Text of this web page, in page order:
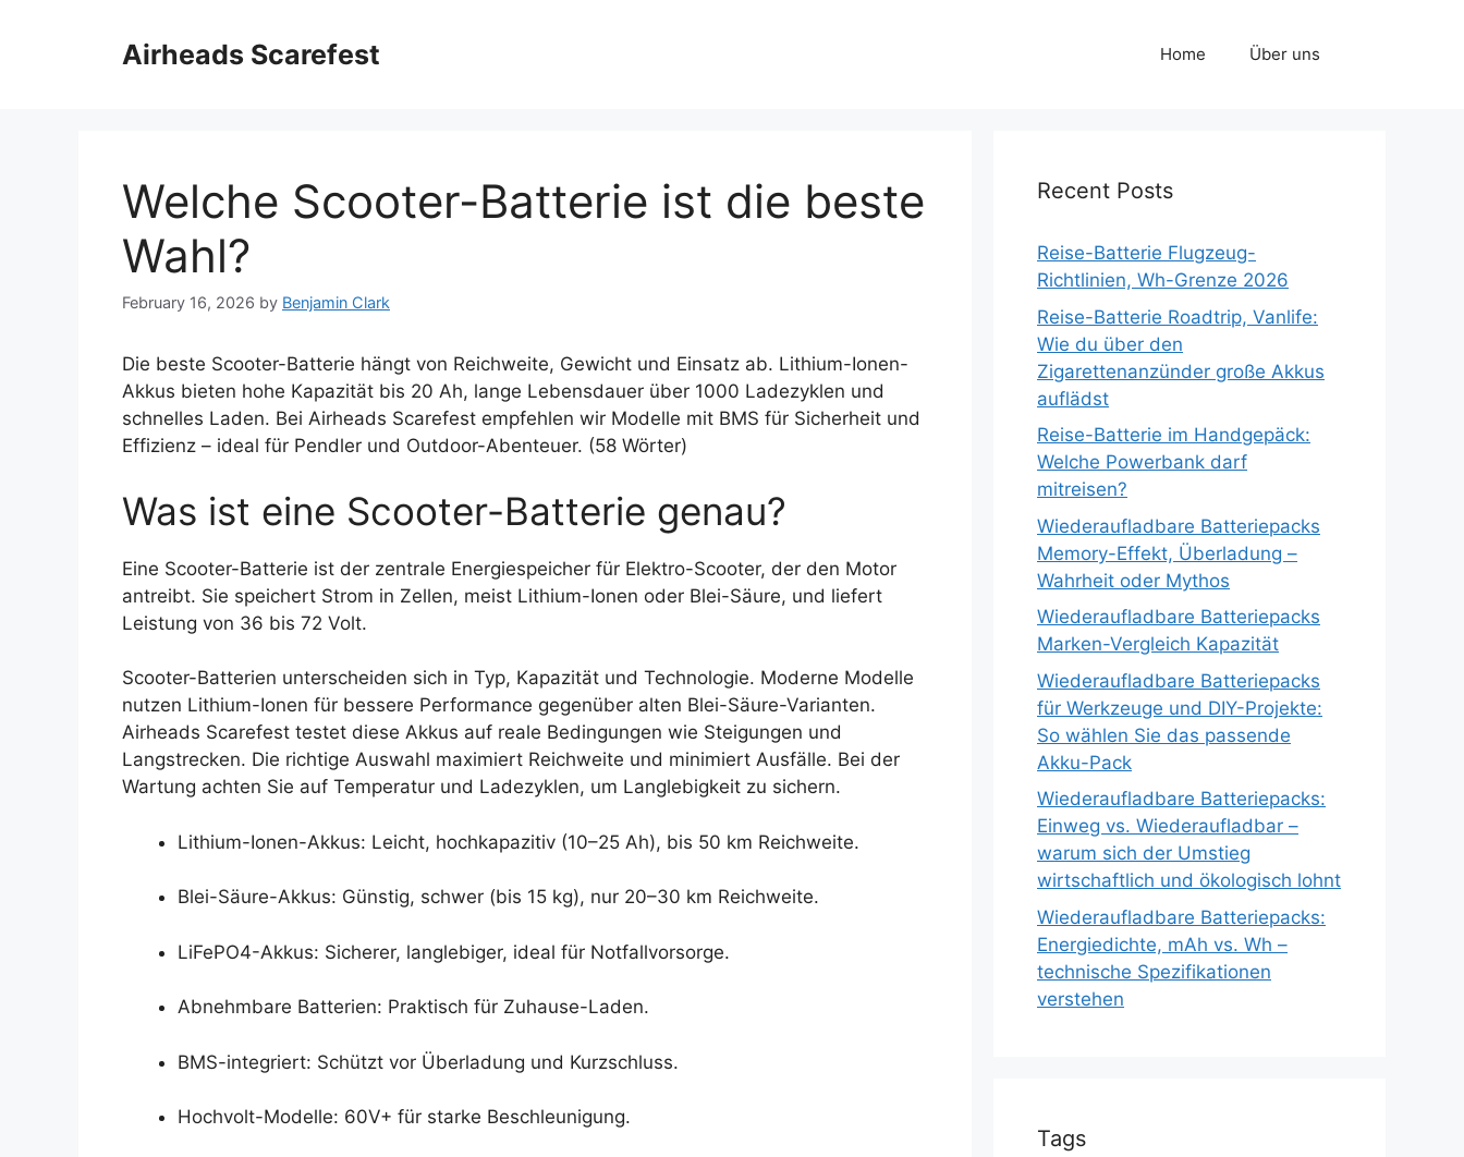
Airheads Scarefest Home Über uns
Welche Scooter-Batterie ist die beste
Wahl?
February 16, 2026 by Benjamin Clark
Die beste Scooter-Batterie hängt von Reichweite, Gewicht und Einsatz ab. Lithium-Ionen-
Akkus bieten hohe Kapazität bis 20 Ah, lange Lebensdauer über 1000 Ladezyklen und
schnelles Laden. Bei Airheads Scarefest empfehlen wir Modelle mit BMS für Sicherheit und
Effizienz – ideal für Pendler und Outdoor-Abenteuer. (58 Wörter)
Was ist eine Scooter-Batterie genau?
Eine Scooter-Batterie ist der zentrale Energiespeicher für Elektro-Scooter, der den Motor
antreibt. Sie speichert Strom in Zellen, meist Lithium-Ionen oder Blei-Säure, und liefert
Leistung von 36 bis 72 Volt.
Scooter-Batterien unterscheiden sich in Typ, Kapazität und Technologie. Moderne Modelle
nutzen Lithium-Ionen für bessere Performance gegenüber alten Blei-Säure-Varianten.
Airheads Scarefest testet diese Akkus auf reale Bedingungen wie Steigungen und
Langstrecken. Die richtige Auswahl maximiert Reichweite und minimiert Ausfälle. Bei der
Wartung achten Sie auf Temperatur und Ladezyklen, um Langlebigkeit zu sichern.
Lithium-Ionen-Akkus: Leicht, hochkapazitiv (10–25 Ah), bis 50 km Reichweite.
Blei-Säure-Akkus: Günstig, schwer (bis 15 kg), nur 20–30 km Reichweite.
LiFePO4-Akkus: Sicherer, langlebiger, ideal für Notfallvorsorge.
Abnehmbare Batterien: Praktisch für Zuhause-Laden.
BMS-integriert: Schützt vor Überladung und Kurzschluss.
Hochvolt-Modelle: 60V+ für starke Beschleunigung.
Recent Posts
Reise-Batterie Flugzeug-
Richtlinien, Wh-Grenze 2026
Reise-Batterie Roadtrip, Vanlife:
Wie du über den
Zigarettenanzünder große Akkus
auflädst
Reise-Batterie im Handgepäck:
Welche Powerbank darf
mitreisen?
Wiederaufladbare Batteriepacks
Memory-Effekt, Überladung –
Wahrheit oder Mythos
Wiederaufladbare Batteriepacks
Marken-Vergleich Kapazität
Wiederaufladbare Batteriepacks
für Werkzeuge und DIY-Projekte:
So wählen Sie das passende
Akku-Pack
Wiederaufladbare Batteriepacks:
Einweg vs. Wiederaufladbar –
warum sich der Umstieg
wirtschaftlich und ökologisch lohnt
Wiederaufladbare Batteriepacks:
Energiedichte, mAh vs. Wh –
technische Spezifikationen
verstehen
Tags